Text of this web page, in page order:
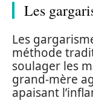
Les
Les
méthode
soulager les
grand-mère
apaisant